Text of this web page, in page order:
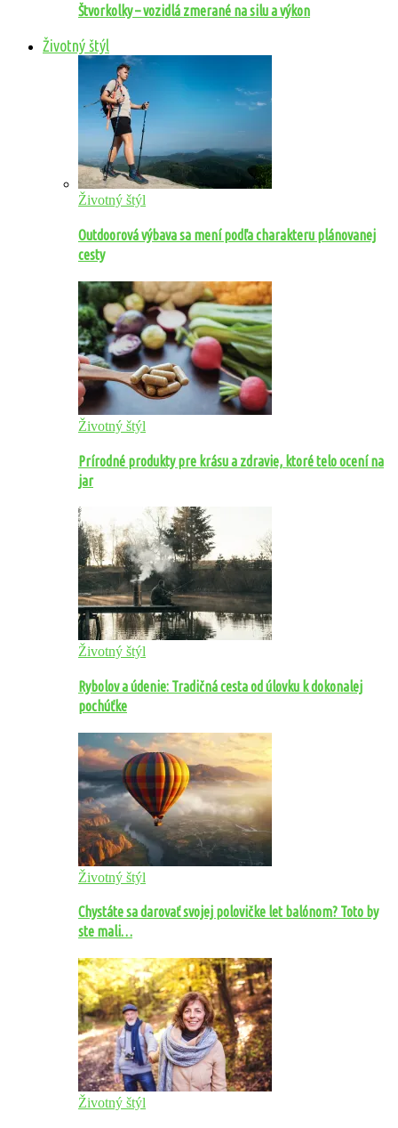
Štvorkolky – vozidlá zmerané na silu a výkon
Životný štýl
Životný štýl
Outdoorová výbava sa mení podľa charakteru plánovanej
cesty
Životný štýl
Prírodné produkty pre krásu a zdravie, ktoré telo ocení na
jar
Životný štýl
Rybolov a údenie: Tradičná cesta od úlovku k dokonalej
pochúťke
Životný štýl
Chystáte sa darovať svojej polovičke let balónom? Toto by
ste mali…
Životný štýl